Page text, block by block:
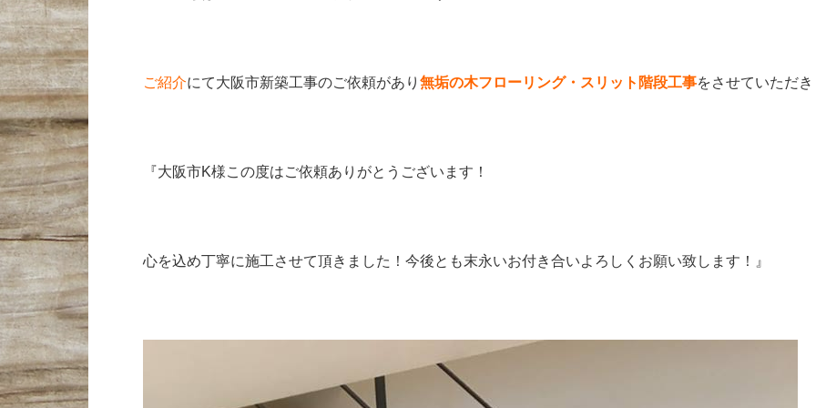
ご紹介にて大阪市新築工事のご依頼があり 無垢の木フローリング・スリット階段工事をさせていただ
『大阪市K様この度はご依頼ありがとうございます！
心を込め丁寧に施工させて頂きました！今後とも末永いお付き合いよろしくお願い致します！』